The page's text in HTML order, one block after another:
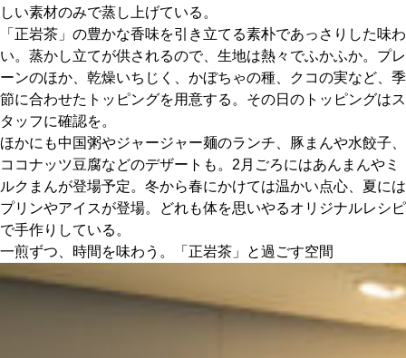
しい素材のみで蒸し上げている。
「正岩茶」の豊かな香味を引き立てる素朴であっさりした味わ
い。蒸かし立てが供されるので、生地は熱々でふかふか。プレ
ーンのほか、乾燥いちじく、かぼちゃの種、クコの実など、季
節に合わせたトッピングを用意する。その日のトッピングはス
タッフに確認を。
ほかにも中国粥やジャージャー麺のランチ、豚まんや水餃子、
ココナッツ豆腐などのデザートも。2月ごろにはあんまんやミ
ルクまんが登場予定。冬から春にかけては温かい点心、夏には
プリンやアイスが登場。どれも体を思いやるオリジナルレシピ
で手作りしている。
一煎ずつ、時間を味わう。「正岩茶」と過ごす空間